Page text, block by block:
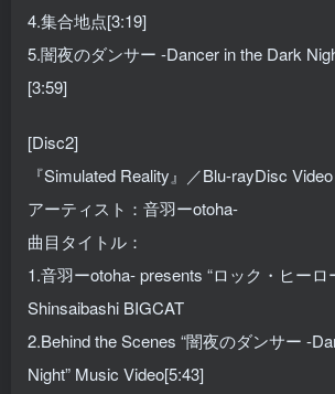
4.集合地点[3:19]
5.闇夜のダンサー -Dancer in the Dark
[3:59]
[Disc2]
『Simulated Reality』／Blu-rayDisc Video
アーティスト：音羽ーotoha-
曲目タイトル：
1.音羽ーotoha- presents “ロック・ヒーロ
Shinsaibashi BIGCAT
2.Behind the Scenes “闇夜のダンサー -
Night” Music Video[5:43]